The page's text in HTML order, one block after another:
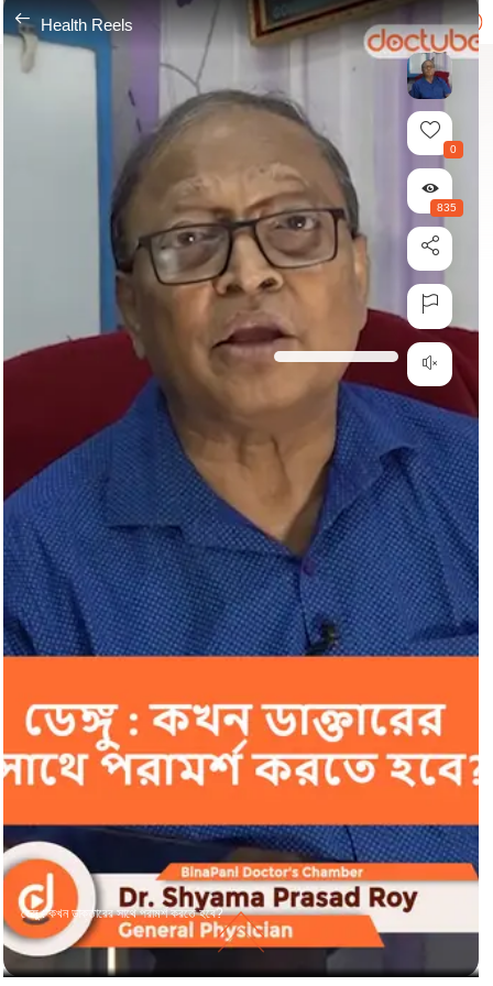
---
Health Reels
ডেঙ্গু : কখন ডাক্তারের সাথে পরামর্শ করতে হবে?
0
835